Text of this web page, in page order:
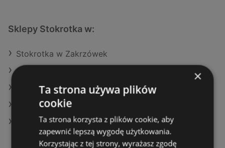
Sklepy Stokrotka w:
Stokrotka w Zakrzówek
Stokrotka w Gniezno (Gmina)
Stokrotka w Borne Sulinowo
Stokrotka w Widawa
Stokrotka w Pilchowice
×
Ta strona używa plików
cookie
Ta strona korzysta z plików cookie, aby
zapewnić lepszą wygodę użytkowania.
Korzystając z tej strony, wyrażasz zgodę